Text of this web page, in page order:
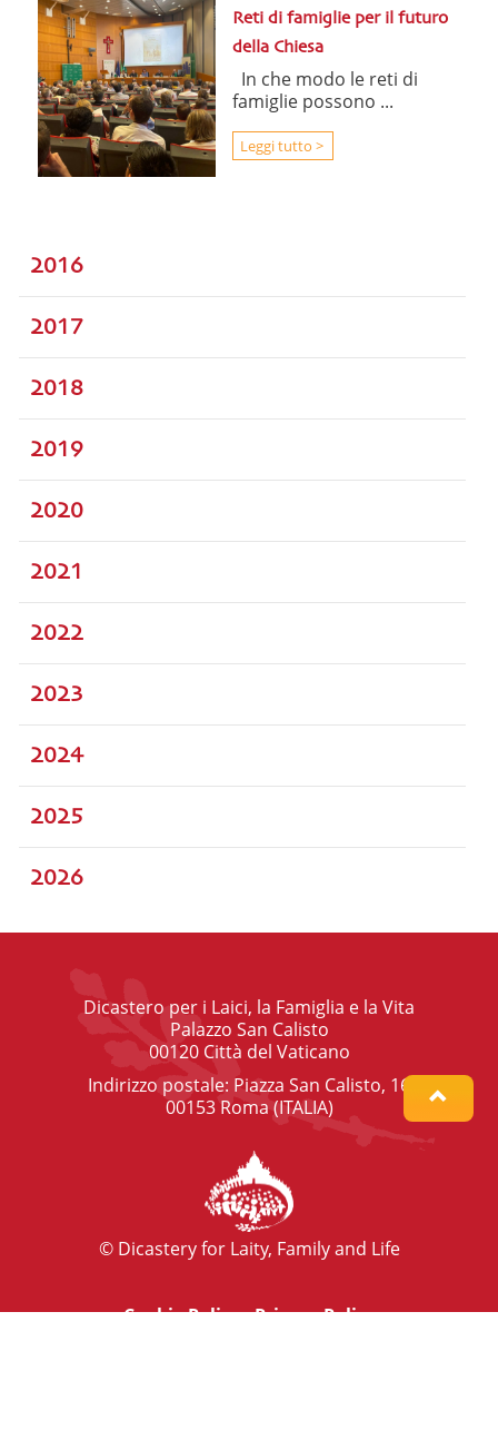
Reti di famiglie per il futuro
della Chiesa
In che modo le reti di
famiglie possono ...
Leggi tutto >
2016
2017
2018
2019
2020
2021
2022
2023
2024
2025
2026
Dicastero per i Laici, la Famiglia e la Vita
Palazzo San Calisto
00120 Città del Vaticano
Indirizzo postale: Piazza San Calisto, 16
00153 Roma (ITALIA)
© Dicastery for Laity, Family and Life
Cookie Policy-Privacy Policy